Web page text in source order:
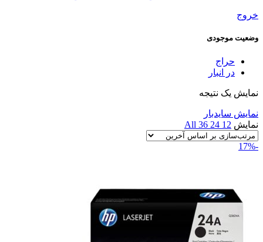
خروج
وضعیت موجودی
حراج
در انبار
نمایش یک نتیجه
نمایش سایدبار
نمایش 12
24
36
All
-17%